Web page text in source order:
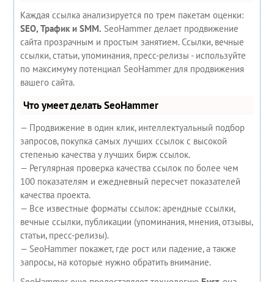
Каждая ссылка анализируется по трем пакетам оценки:
SEO, Трафик и SMM. SeoHammer делает продвижение
сайта прозрачным и простым занятием. Ссылки, вечные
ссылки, статьи, упоминания, пресс-релизы - используйте
по максимуму потенциал SeoHammer для продвижения
вашего сайта.
Что умеет делать SeoHammer
— Продвижение в один клик, интеллектуальный подбор
запросов, покупка самых лучших ссылок с высокой
степенью качества у лучших бирж ссылок.
— Регулярная проверка качества ссылок по более чем
100 показателям и ежедневный пересчет показателей
качества проекта.
— Все известные форматы ссылок: арендные ссылки,
вечные ссылки, публикации (упоминания, мнения, отзывы,
статьи, пресс-релизы).
— SeoHammer покажет, где рост или падение, а также
запросы, на которые нужно обратить внимание.